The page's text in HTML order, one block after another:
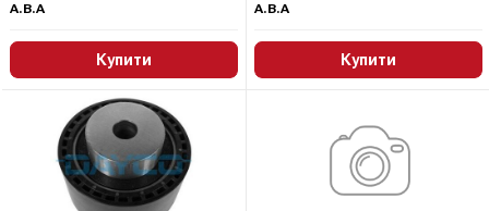
A.B.A
Купити
A.B.A
Купити